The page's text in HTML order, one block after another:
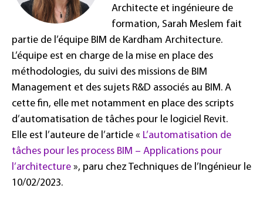
Architecte et ingénieure de
formation, Sarah Meslem fait
partie de l’équipe BIM de Kardham Architecture.
L’équipe est en charge de la mise en place des
méthodologies, du suivi des missions de BIM
Management et des sujets R&D associés au BIM. A
cette fin, elle met notamment en place des scripts
d’automatisation de tâches pour le logiciel Revit.
Elle est l’auteure de l’article « L’automatisation de
tâches pour les process BIM – Applications pour
l’architecture », paru chez Techniques de l’Ingénieur le
10/02/2023.